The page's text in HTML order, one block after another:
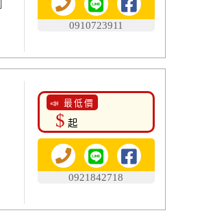
0910723911
📣 最低價
$ 起
0921842718